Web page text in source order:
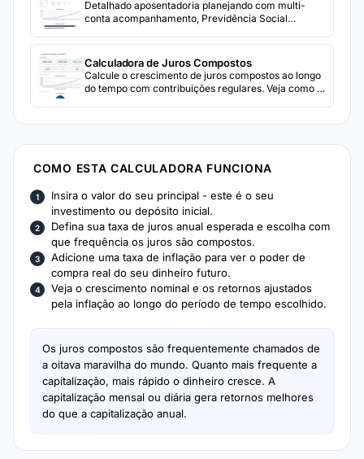
Detalhado aposentadoria planejando com multi-
conta acompanhamento, Previdência Social
de cenários for conservative, moderate, e
aggressive assumptions.
Calculadora de Juros Compostos
Calcule o crescimento de juros compostos ao longo
do tempo com contribuições regulares. Veja como o
COMO ESTA CALCULADORA FUNCIONA
Insira o valor do seu principal - este é o seu
investimento ou depósito inicial.
Defina sua taxa de juros anual esperada e escolha com
que frequência os juros são compostos.
Adicione uma taxa de inflação para ver o poder de
compra real do seu dinheiro futuro.
Veja o crescimento nominal e os retornos ajustados
pela inflação ao longo do período de tempo escolhido.
Os juros compostos são frequentemente chamados de
a oitava maravilha do mundo. Quanto mais frequente a
capitalização, mais rápido o dinheiro cresce. A
capitalização mensal ou diária gera retornos melhores
do que a capitalização anual.